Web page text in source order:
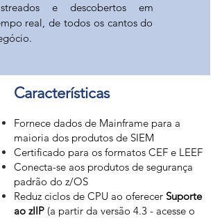
e descobertos em
real, de todos os cantos do
Características
Fornece dados de Mainframe para a
maioria dos produtos de SIEM
Certificado para os formatos CEF e LEEF
Conecta-se aos produtos de segurança
padrão do z/OS
Reduz ciclos de CPU ao oferecer Suporte
ao zIIP (a partir da versão 4.3 - acesse o